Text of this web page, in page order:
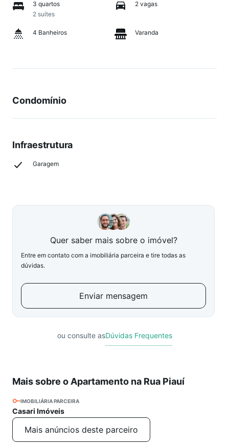
3 quartos
2 suítes
2 vagas
4 Banheiros Varanda
Condomínio
Infraestrutura
Garagem
Quer saber mais sobre o imóvel?
Entre em contato com a imobiliária parceira e tire todas as
dúvidas.
Enviar mensagem
ou consulte asDúvidas Frequentes
Mais sobre o Apartamento na Rua Piauí
IMOBILIÁRIA PARCEIRA
Casari Imóveis
Mais anúncios deste parceiro